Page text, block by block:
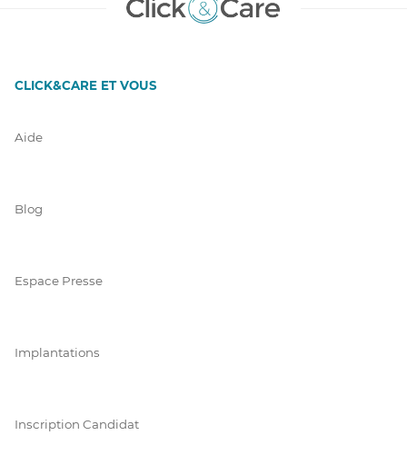
CLICK&CARE ET VOUS
Aide
Blog
Espace Presse
Implantations
Inscription Candidat